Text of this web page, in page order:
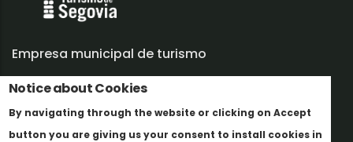
Notice about Cookies
By navigating through the website or clicking on Accept
button you are giving us your consent to install cookies in
Empresa municipal de turismo
Trabaja con nosotros
Informes y documentación